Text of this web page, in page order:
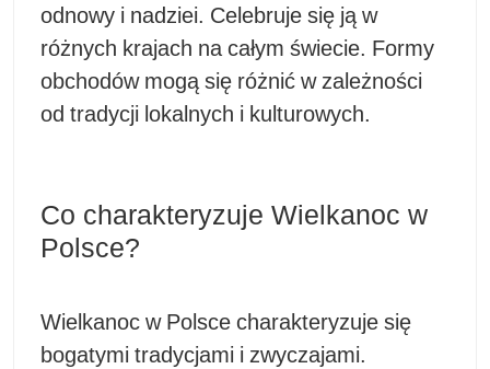
odnowy i nadziei. Celebruje się ją w
różnych krajach na całym świecie. Formy
obchodów mogą się różnić w zależności
od tradycji lokalnych i kulturowych.
Co charakteryzuje Wielkanoc w
Polsce?
Wielkanoc w Polsce charakteryzuje się
bogatymi tradycjami i zwyczajami.